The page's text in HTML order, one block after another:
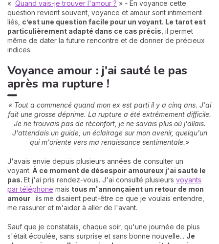
« Quand vais-je trouver l'amour ? » - En voyance cette
question revient souvent, voyance et amour sont intimement
liés, c’est une question facile pour un voyant. Le tarot est
particulièrement adapté dans ce cas précis , il permet
même de dater la future rencontre et de donner de précieux
indices.
Voyance amour : j'ai sauté le pas
après ma rupture !
« Tout a commencé quand mon ex est parti il y a cinq ans. J'ai
fait une grosse déprime. La rupture a été extrêmement difficile.
Je ne trouvais pas de réconfort, je ne savais plus où j'allais.
J'attendais un guide, un éclairage sur mon avenir, quelqu'un
qui m'oriente vers ma renaissance sentimentale.»
J'avais envie depuis plusieurs années de consulter un
voyant. À ce moment de désespoir amoureux j'ai sauté le
pas. Et j'ai pris rendez-vous. J'ai consulté plusieurs voyants
par téléphone mais tous m'annonçaient un retour de mon
amour : ils me disaient peut-être ce que je voulais entendre,
me rassurer et m'aider à aller de l'avant.
Sauf que je constatais, chaque soir, qu'une journée de plus
s'était écoulée, sans surprise et sans bonne nouvelle... Je